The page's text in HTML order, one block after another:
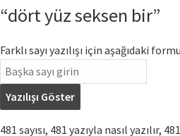
“dört yüz seksen bir”
Farklı sayı yazılışı için aşağıdaki
Yazılışı Göster
481 sayısı, 481 yazıyla nasıl yazılır,